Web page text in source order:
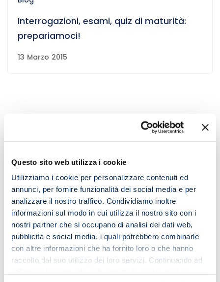
Questo sito web utilizza i cookie
Utilizziamo i cookie per personalizzare contenuti ed
annunci, per fornire funzionalità dei social media e per
analizzare il nostro traffico. Condividiamo inoltre
informazioni sul modo in cui utilizza il nostro sito con i
nostri partner che si occupano di analisi dei dati web,
pubblicità e social media, i quali potrebbero combinarle
con altre informazioni che ha fornito loro o che hanno
raccolto dal suo utilizzo dei loro servizi. Continuando ad
Interrogazioni, esami, quiz di maturità:
prepariamoci!
13 Marzo 2015
Seguici sui social
Chi siamo
Il Team iMeMo
Testimonianze